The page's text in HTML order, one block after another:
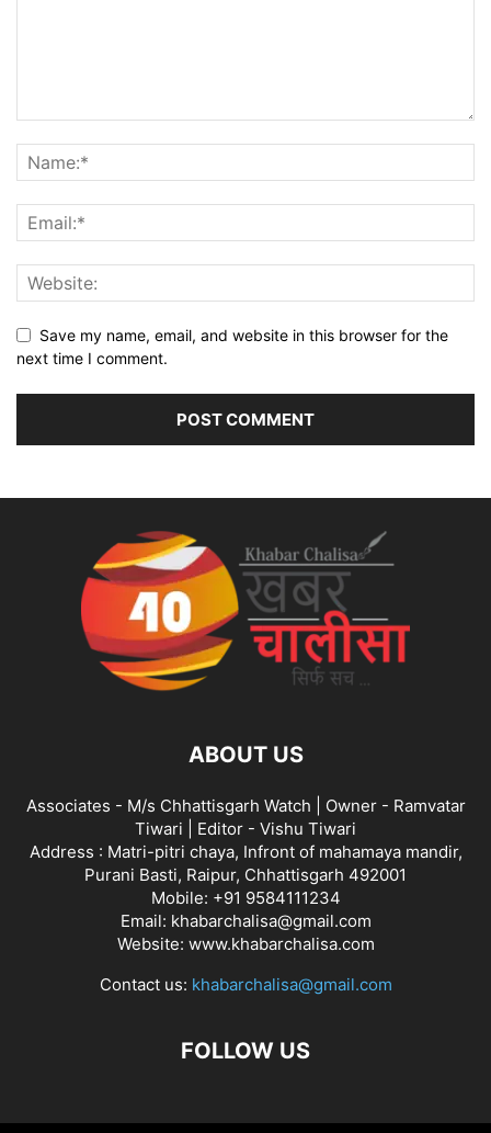
Save my name, email, and website in this browser for the
next time I comment.
ABOUT US
Associates - M/s Chhattisgarh Watch | Owner - Ramvatar
Tiwari | Editor - Vishu Tiwari
Address : Matri-pitri chaya, Infront of mahamaya mandir,
Purani Basti, Raipur, Chhattisgarh 492001
Mobile: +91 9584111234
Email: khabarchalisa@gmail.com
Website: www.khabarchalisa.com
Contact us: khabarchalisa@gmail.com
FOLLOW US